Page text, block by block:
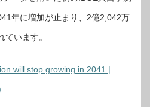
年に増加が止まり、2億2,042万
います。
will stop growing in 2041 |